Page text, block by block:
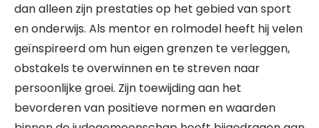
dan alleen zijn prestaties op het gebied van sport
en onderwijs. Als mentor en rolmodel heeft hij velen
geïnspireerd om hun eigen grenzen te verleggen,
obstakels te overwinnen en te streven naar
persoonlijke groei. Zijn toewijding aan het
bevorderen van positieve normen en waarden